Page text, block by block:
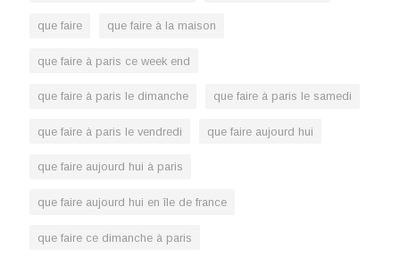
que faire que faire à la maison
que faire à paris ce week end
que faire à paris le dimanche que faire à paris le samedi
que faire à paris le vendredi que faire aujourd hui
que faire aujourd hui à paris
que faire aujourd hui en île de france
que faire ce dimanche à paris